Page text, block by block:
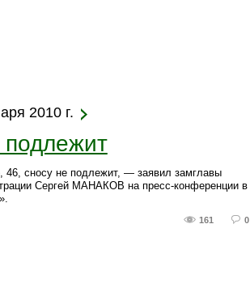
2010 г.
сносу не подлежит, — заявил замглавы
Сергей МАНАКОВ на пресс-конференции в
161 0